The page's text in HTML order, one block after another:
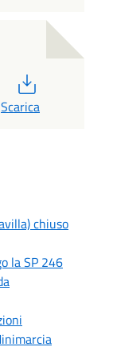
Scarica
chiuso
la SP 246